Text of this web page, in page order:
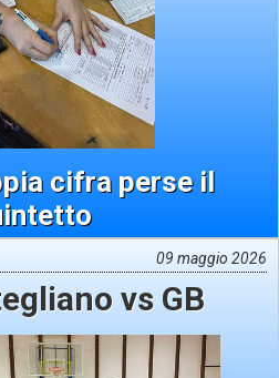
cifra perse il
09 maggio 2026
vs GB